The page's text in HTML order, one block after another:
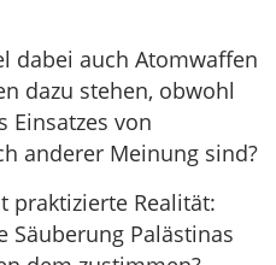
dabei auch Atomwaffen
dazu stehen, obwohl
Einsatzes von
anderer Meinung sind?
praktizierte Realität:
Säuberung Palästinas